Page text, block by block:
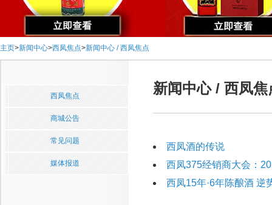
主页>新闻中心>西凤焦点>新闻中心 / 西凤焦点
西凤焦点
商城公告
常见问题
媒体报道
新闻中心 / 西凤焦
西凤酒的传说
西凤375经销商大会：
西凤15年·6年陈酿酒 逆